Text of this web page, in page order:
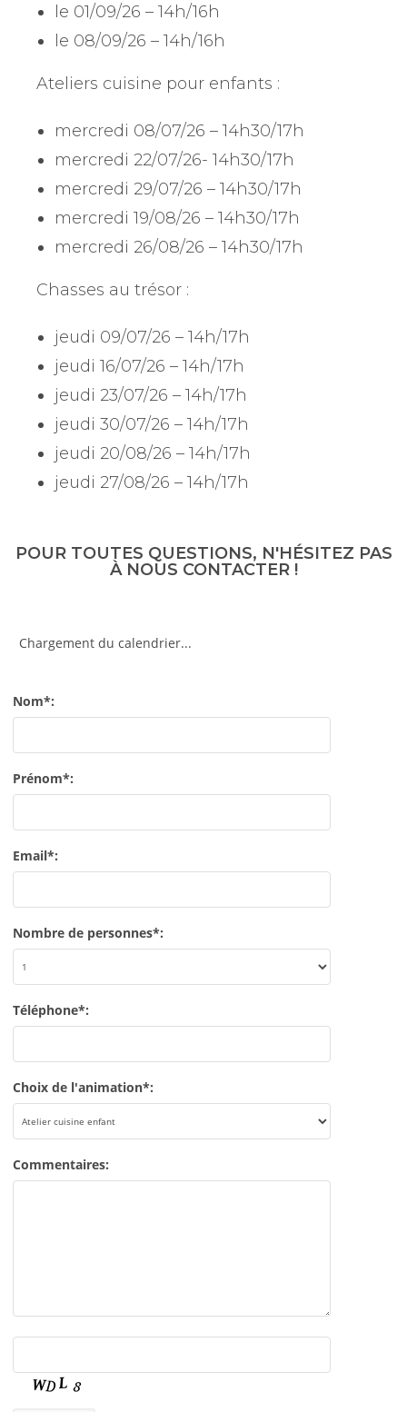
le 01/09/26 – 14h/16h
le 08/09/26 – 14h/16h
Ateliers cuisine pour enfants :
mercredi 08/07/26 – 14h30/17h
mercredi 22/07/26- 14h30/17h
mercredi 29/07/26 – 14h30/17h
mercredi 19/08/26 – 14h30/17h
mercredi 26/08/26 – 14h30/17h
Chasses au trésor :
jeudi 09/07/26 – 14h/17h
jeudi 16/07/26 – 14h/17h
jeudi 23/07/26 – 14h/17h
jeudi 30/07/26 – 14h/17h
jeudi 20/08/26 – 14h/17h
jeudi 27/08/26 – 14h/17h
POUR TOUTES QUESTIONS, N'HÉSITEZ PAS
À NOUS CONTACTER !
Chargement du calendrier...
Nom*:
Prénom*:
Email*:
Nombre de personnes*:
Téléphone*:
Choix de l'animation*:
Commentaires: